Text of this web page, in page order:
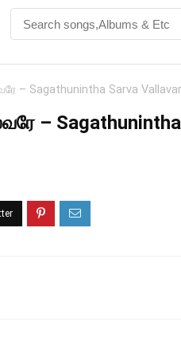
– Sagathunintha Sarva
–